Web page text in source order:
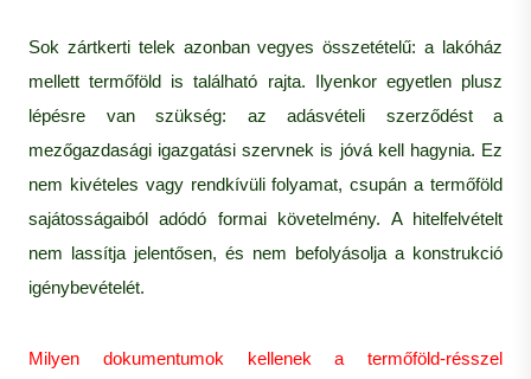
Sok zártkerti telek azonban vegyes összetételű: a lakóház
mellett termőföld is található rajta. Ilyenkor egyetlen plusz
lépésre van szükség: az adásvételi szerződést a
mezőgazdasági igazgatási szervnek is jóvá kell hagynia. Ez
nem kivételes vagy rendkívüli folyamat, csupán a termőföld
sajátosságaiból adódó formai követelmény. A hitelfelvételt
nem lassítja jelentősen, és nem befolyásolja a konstrukció
igénybevételét.
Milyen dokumentumok kellenek a termőföld-résszel